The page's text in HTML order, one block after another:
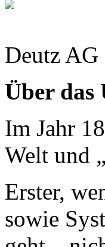
Deutz AG
Über das
Im Jahr
Welt und
Erster,
sowie